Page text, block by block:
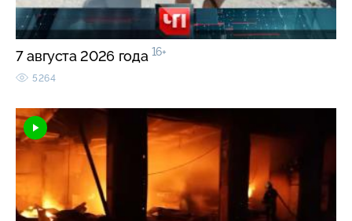
7 августа 2026 года 16+
5264